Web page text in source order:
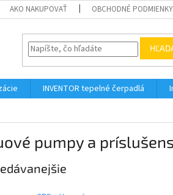
AKO NAKUPOVAŤ OBCHODNÉ
INVENTOR tepelné čerpadlá
pumpy a